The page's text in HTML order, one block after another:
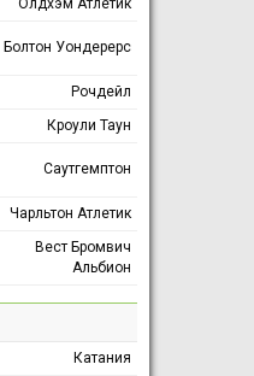
Болтон Уондерерс
Рочдейл
Кроули Таун
Саутгемптон
Чарльтон Атлетик
Вест Бромвич
Альбион
Катания